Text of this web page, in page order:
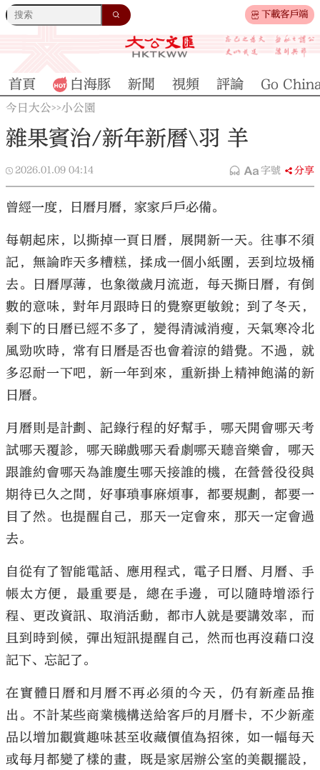
下載客戶端
首頁 白海豚 新聞 視頻 評論 Go
今日大公>>小公園
雜果賓治/新年新曆\羽 羊
2026.01.09 04:14 字號 分享
曾經一度，日曆月曆，家家戶戶必備。
每朝起床，以撕掉一頁日曆，展開新一天。往事不須
記，無論昨天多糟糕，揉成一個小紙團，丟到垃圾桶
去。日曆厚薄，也象徵歲月流逝，每天撕日曆，有倒
數的意味，對年月跟時日的覺察更敏銳；到了冬天，
剩下的日曆已經不多了，變得清減消瘦，天氣寒冷北
風勁吹時，常有日曆是否也會着涼的錯覺。不過，就
多忍耐一下吧，新一年到來，重新掛上精神飽滿的新
日曆。
月曆則是計劃、記錄行程的好幫手，哪天開會哪天考
試哪天覆診，哪天睇戲哪天看劇哪天聽音樂會，哪天
跟誰約會哪天為誰慶生哪天接誰的機，在營營役役與
期待已久之間，好事瑣事麻煩事，都要規劃，都要一
目了然。也提醒自己，那天一定會來，那天一定會過
去。
自從有了智能電話、應用程式，電子日曆、月曆、手
帳太方便，最重要是，總在手邊，可以隨時增添行
程、更改資訊、取消活動，都市人就是要講效率，而
且到時到候，彈出短訊提醒自己，然而也再沒藉口沒
記下、忘記了。
在實體日曆和月曆不再必須的今天，仍有新產品推
出。不計某些商業機構送給客戶的月曆卡，不少新產
品以增加觀賞趣味甚至收藏價值為招徠，如一幅每天
或每月都變了樣的畫，既是家居辦公室的美觀擺設，